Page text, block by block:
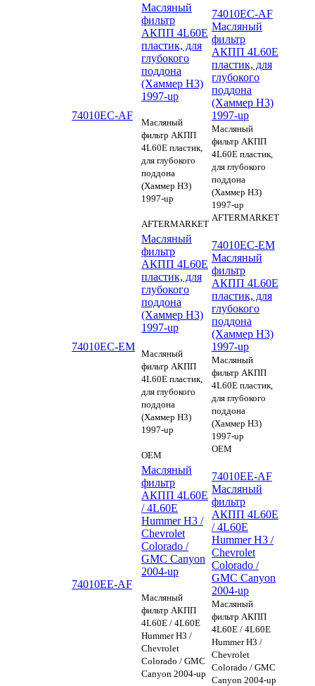
74010EC-AF
Масляный
фильтр
АКПП 4L60E
пластик, для
глубокого
поддона
(Хаммер H3)
1997-up
Масляный
фильтр АКПП
4L60E пластик,
для глубокого
поддона
(Хаммер H3)
1997-up
AFTERMARKET
74010EC-AF
Масляный
фильтр
АКПП 4L60E
пластик, для
глубокого
поддона
(Хаммер H3)
1997-up
Масляный
фильтр АКПП
4L60E пластик,
для глубокого
поддона
(Хаммер H3)
1997-up
AFTERMARKET
74010EC-EM
Масляный
фильтр
АКПП 4L60E
пластик, для
глубокого
поддона
(Хаммер H3)
1997-up
Масляный
фильтр АКПП
4L60E пластик,
для глубокого
поддона
(Хаммер H3)
1997-up
OEM
74010EC-EM
Масляный
фильтр
АКПП 4L60E
пластик, для
глубокого
поддона
(Хаммер H3)
1997-up
Масляный
фильтр АКПП
4L60E пластик,
для глубокого
поддона
(Хаммер H3)
1997-up
OEM
74010EE-AF
Масляный
фильтр
АКПП 4L60E
/ 4L60E
Hummer H3 /
Chevrolet
Colorado /
GMC Canyon
2004-up
Масляный
фильтр АКПП
4L60E / 4L60E
Hummer H3 /
Chevrolet
Colorado / GMC
Canyon 2004-up
74010EE-AF
Масляный
фильтр
АКПП 4L60E
/ 4L60E
Hummer H3 /
Chevrolet
Colorado /
GMC Canyon
2004-up
Масляный
фильтр АКПП
4L60E / 4L60E
Hummer H3 /
Chevrolet
Colorado / GMC
Canyon 2004-up